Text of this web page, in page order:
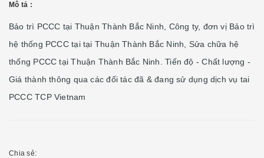
Mô tả :
Bảo trì PCCC tại Thuận Thành Bắc Ninh, Công ty, đơn vị Bảo trì
hệ thống PCCC tại tại Thuận Thành Bắc Ninh, Sửa chữa hệ
thống PCCC tại Thuận Thành Bắc Ninh. Tiến độ - Chất lượng -
Giá thành thông qua các đối tác đã & đang sử dụng dịch vụ tai
PCCC TCP Vietnam
Chia sẻ: